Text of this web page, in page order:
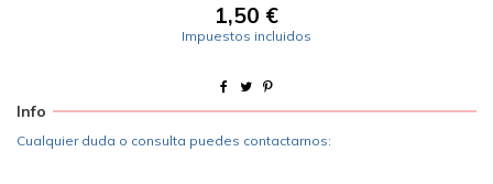
1,50 €
Impuestos incluidos
Info
Cualquier duda o consulta puedes contactarnos: